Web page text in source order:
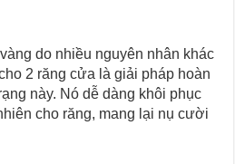
do nhiều nguyên nhân khác
2 răng cửa là giải pháp hoàn
này. Nó dễ dàng khôi phục
cho răng, mang lại nụ cười